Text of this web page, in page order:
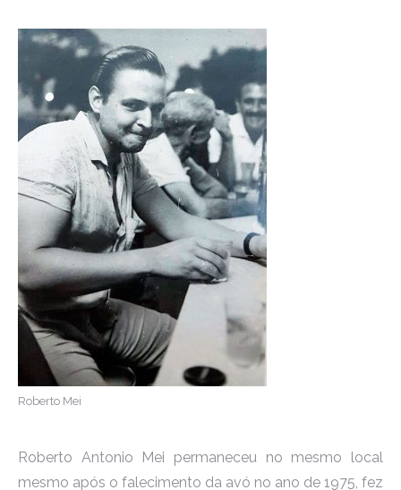
Roberto Mei
Roberto Antonio Mei permaneceu no mesmo local
mesmo após o falecimento da avó no ano de 1975, fez